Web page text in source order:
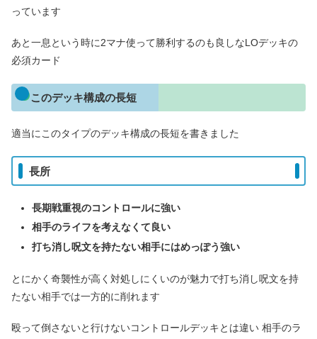
っています
あと一息という時に2マナ使って勝利するのも良しなLOデッキの
必須カード
このデッキ構成の長短
適当にこのタイプのデッキ構成の長短を書きました
長所
長期戦重視のコントロールに強い
相手のライフを考えなくて良い
打ち消し呪文を持たない相手にはめっぽう強い
とにかく奇襲性が高く対処しにくいのが魅力で打ち消し呪文を持
たない相手では一方的に削れます
殴って倒さないと行けないコントロールデッキとは違い 相手のラ